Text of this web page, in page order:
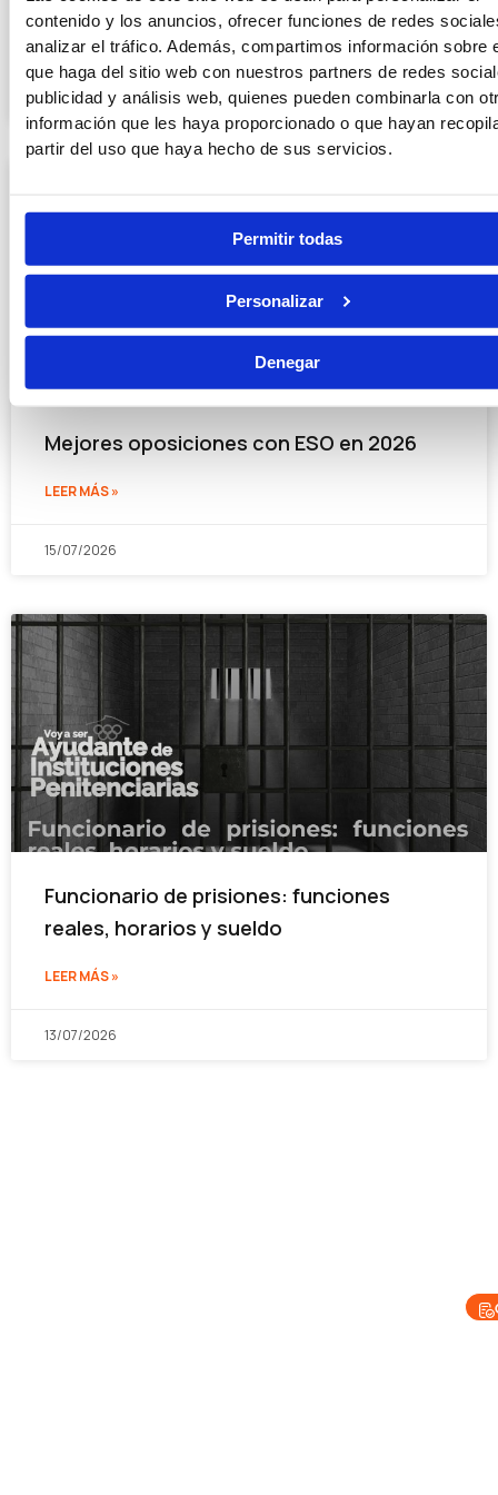
contenido y los anuncios, ofrecer funciones de redes
analizar el tráfico. Además, compartimos información sobre
que haga del sitio web con nuestros partners de redes
publicidad y análisis web, quienes pueden combinarla con
información que les haya proporcionado o que hayan
partir del uso que haya hecho de sus servicios.
Permitir todas
Personalizar
Denegar
LEER MÁS »
20/07/2026
Mejores oposiciones con ESO en 2026
LEER MÁS »
15/07/2026
Funcionario de prisiones: funciones
reales, horarios y sueldo
LEER MÁS »
13/07/2026